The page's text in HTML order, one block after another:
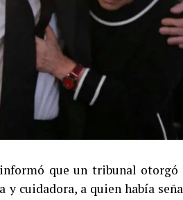
que un tribunal
cuidadora, a quien había